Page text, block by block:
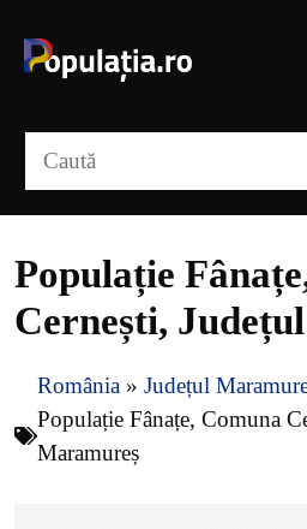
conținut
Populație
Cernești,
România » Județul
Populație Fânațe, Comuna
Maramureș